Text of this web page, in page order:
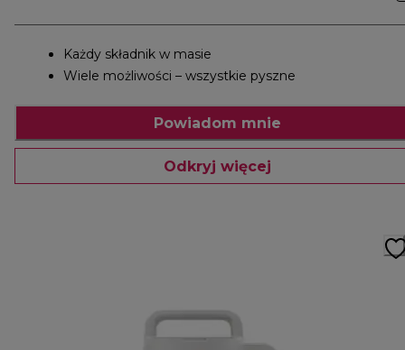
Każdy składnik w masie
Wiele możliwości – wszystkie pyszne
Powiadom mnie
Odkryj więcej